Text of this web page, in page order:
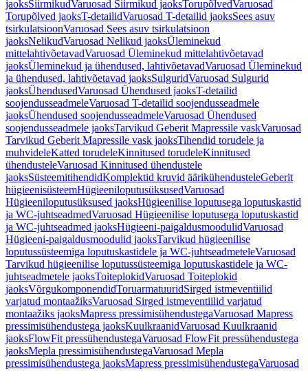
jaoksSiirmikudVaruosad Siirmikud jaoksTorupõlvedVaruosad
Torupõlved jaoksT-detailidVaruosad T-detailid jaoksSees asuv
tsirkulatsioonVaruosad Sees asuv tsirkulatsioon
jaoksNelikudVaruosad Nelikud jaoksÜleminekud
mittelahtivõetavadVaruosad Üleminekud mittelahtivõetavad
jaoksÜleminekud ja ühendused, lahtivõetavadVaruosad Üleminekud
ja ühendused, lahtivõetavad jaoksSulguridVaruosad Sulgurid
jaoksÜhendusedVaruosad Ühendused jaoksT-detailid
soojendusseadmeleVaruosad T-detailid soojendusseadmele
jaoksÜhendused soojendusseadmeleVaruosad Ühendused
soojendusseadmele jaoksTarvikud Geberit Mapressile vaskVaruosad
Tarvikud Geberit Mapressile vask jaoksTihendid torudele ja
muhvideleKatted torudeleKinnitused torudeleKinnitused
ühendusteleVaruosad Kinnitused ühendustele
jaoksSüsteemitihendidKomplektid kruvid äärikühendusteleGeberit
hügieenisüsteemHügieeniloputusüksusedVaruosad
Hügieeniloputusüksused jaoksHügieenilise loputusega loputuskastid
ja WC-juhtseadmedVaruosad Hügieenilise loputusega loputuskastid
ja WC-juhtseadmed jaoksHügieeni-paigaldusmoodulidVaruosad
Hügieeni-paigaldusmoodulid jaoksTarvikud hügieenilise
loputussüsteemiga loputuskastidele ja WC-juhtseadmeteleVaruosad
Tarvikud hügieenilise loputussüsteemiga loputuskastidele ja WC-
juhtseadmetele jaoksToiteplokidVaruosad Toiteplokid
jaoksVõrgukomponendidToruarmatuuridSirged istmeventiilid
varjatud montaažiksVaruosad Sirged istmeventiilid varjatud
montaažiks jaoksMapress pressimisühendustegaVaruosad Mapress
pressimisühendustega jaoksKuulkraanidVaruosad Kuulkraanid
jaoksFlowFit pressühendustegaVaruosad FlowFit pressühendustega
jaoksMepla pressimisühendustegaVaruosad Mepla
pressimisühendustega jaoksMapress pressimisühendustegaVaruosad